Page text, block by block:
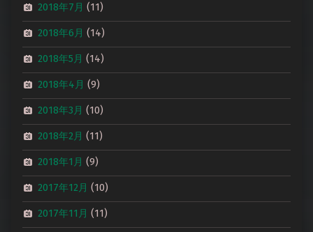
2018年7月 (11)
2018年6月 (14)
2018年5月 (14)
2018年4月 (9)
2018年3月 (10)
2018年2月 (11)
2018年1月 (9)
2017年12月 (10)
2017年11月 (11)